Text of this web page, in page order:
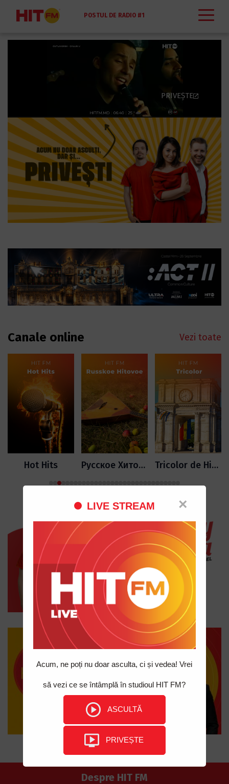
POSTUL DE RADIO #1
FM.MD ASCULTA
ONLINE CHISINAU
101.7
×
LIVE STREAM
Acum, ne poți nu doar asculta, ci și vedea! Vrei
să vezi ce se întâmplă în studioul HIT FM?
ASCULTĂ
PRIVEȘTE
PRIVEȘTE
Canale online Vezi toate
Hot Hits Русское Хитовое Tricolor de Hituri
Despre HIT FM